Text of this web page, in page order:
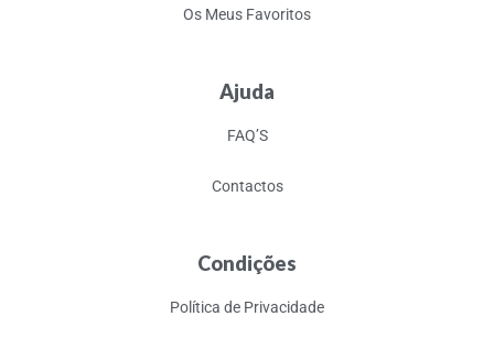
Os Meus Favoritos
Ajuda
FAQ’S
Contactos
Condições
Política de Privacidade